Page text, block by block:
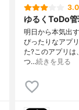
ゆるくToDo
明日から本気出
ぴったりなアプ
た?このアプリは
つ…続きを見る